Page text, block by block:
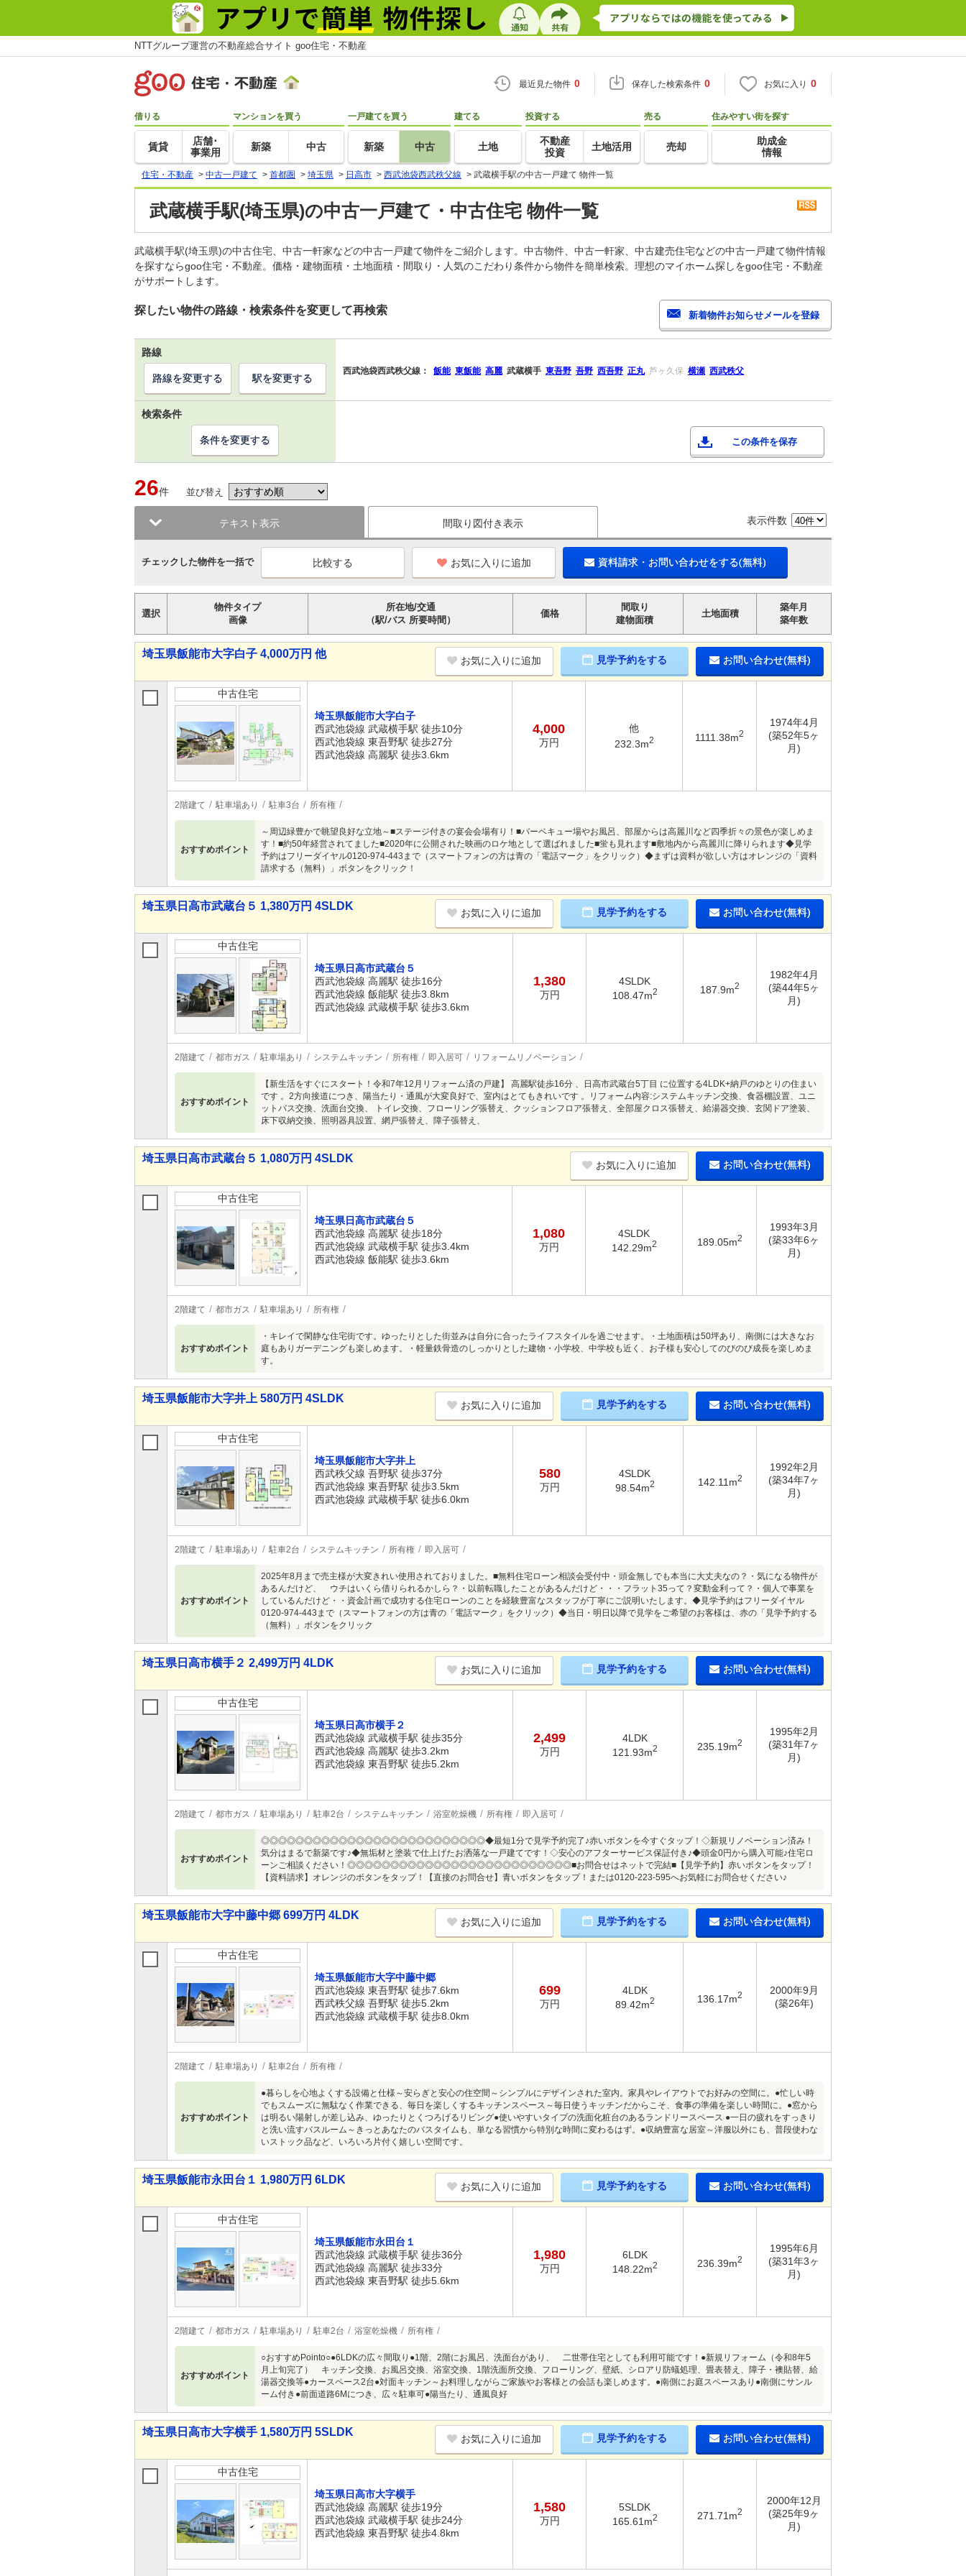
NTTグループ運営の不動産総合サイト goo住宅・不動産
最近見た物件 0 保存した検索条件 0 お気に入り 0
借りる
賃貸
店舗･
事業用
マンションを買う
新築 中古
一戸建てを買う
新築 中古
建てる
土地
投資する
不動産
投資
土地活用
売る
売却
住みやすい街を探す
助成金
情報
住宅・不動産 > 中古一戸建て > 首都圏 > 埼玉県 > 日高市 > 西武池袋西武秩父線 > 武蔵横手駅の中古一戸建て 物件一覧
武蔵横手駅(埼玉県)の中古一戸建て・中古住宅 物件一覧
武蔵横手駅(埼玉県)の中古住宅、中古一軒家などの中古一戸建て物件をご紹介します。中古物件、中古一軒家、中古建売住宅などの中古一戸建て物件情報
を探すならgoo住宅・不動産。価格・建物面積・土地面積・間取り・人気のこだわり条件から物件を簡単検索。理想のマイホーム探しをgoo住宅・不動産
がサポートします。
探したい物件の路線・検索条件を変更して再検索
路線
西武池袋西武秩父線： 飯能 東飯能 高麗 武蔵横手 東吾野 吾野 西吾野 正丸 芦ヶ久保 横瀬 西武秩父
路線を変更する 駅を変更する
検索条件
この条件を保存
条件を変更する
26件 並び替え
テキスト表示 間取り図付き表示 表示件数
チェックした物件を一括で お気に入りに追加 資料請求・お問い合わせをする(無料)
選択
物件タイプ
画像
所在地/交通
（駅/バス 所要時間）
価格
間取り
建物面積
土地面積
築年月
築年数
埼玉県飯能市大字白子 4,000万円 他
お気に入りに追加 見学予約をする お問い合わせ(無料)
中古住宅
埼玉県飯能市大字白子
西武池袋線 武蔵横手駅 徒歩10分
西武池袋線 東吾野駅 徒歩27分
西武池袋線 高麗駅 徒歩3.6km
4,000
万円
他
232.3m2 1111.38m2
1974年4月
(築52年5ヶ
月)
2階建て 駐車場あり 駐車3台 所有権
おすすめポイント
～周辺緑豊かで眺望良好な立地～■ステージ付きの宴会会場有り！■バーベキュー場やお風呂、部屋からは高麗川など四季折々の景色が楽しめま
す！■約50年経営されてました■2020年に公開された映画のロケ地として選ばれました■蛍も見れます■敷地内から高麗川に降りられます◆見学
予約はフリーダイヤル0120-974-443まで（スマートフォンの方は青の「電話マーク」をクリック）◆まずは資料が欲しい方はオレンジの「資料
請求する（無料）」ボタンをクリック！
埼玉県日高市武蔵台５ 1,380万円 4SLDK
お気に入りに追加 見学予約をする お問い合わせ(無料)
中古住宅
埼玉県日高市武蔵台５
西武池袋線 高麗駅 徒歩16分
西武池袋線 飯能駅 徒歩3.8km
西武池袋線 武蔵横手駅 徒歩3.6km
1,380
万円
4SLDK
108.47m2 187.9m2
1982年4月
(築44年5ヶ
月)
2階建て 都市ガス 駐車場あり システムキッチン 所有権 即入居可 リフォームリノベーション
おすすめポイント
【新生活をすぐにスタート！令和7年12月リフォーム済の戸建】 高麗駅徒歩16分 、日高市武蔵台5丁目 に位置する4LDK+納戸のゆとりの住まい
です 。2方向接道につき、陽当たり・通風が大変良好で、室内はとてもきれいです 。リフォーム内容:システムキッチン交換、食器棚設置、ユニ
ットバス交換、洗面台交換、 トイレ交換、フローリング張替え、クッションフロア張替え、全部屋クロス張替え、給湯器交換、玄関ドア塗装、
床下収納交換、照明器具設置、網戸張替え、障子張替え、
埼玉県日高市武蔵台５ 1,080万円 4SLDK
お気に入りに追加 お問い合わせ(無料)
中古住宅
埼玉県日高市武蔵台５
西武池袋線 高麗駅 徒歩18分
西武池袋線 武蔵横手駅 徒歩3.4km
西武池袋線 飯能駅 徒歩3.6km
1,080
万円
4SLDK
142.29m2 189.05m2
1993年3月
(築33年6ヶ
月)
2階建て 都市ガス 駐車場あり 所有権
おすすめポイント
・キレイで閑静な住宅街です。ゆったりとした街並みは自分に合ったライフスタイルを過ごせます。・土地面積は50坪あり、南側には大きなお
庭もありガーデニングも楽しめます。・軽量鉄骨造のしっかりとした建物・小学校、中学校も近く、お子様も安心してのびのび成長を楽しめま
す。
埼玉県飯能市大字井上 580万円 4SLDK
お気に入りに追加 見学予約をする お問い合わせ(無料)
中古住宅
埼玉県飯能市大字井上
西武秩父線 吾野駅 徒歩37分
西武池袋線 東吾野駅 徒歩3.5km
西武池袋線 武蔵横手駅 徒歩6.0km
580
万円
4SLDK
98.54m2 142.11m2
1992年2月
(築34年7ヶ
月)
2階建て 駐車場あり 駐車2台 システムキッチン 所有権 即入居可
おすすめポイント
2025年8月まで売主様が大変きれい使用されておりました。■無料住宅ローン相談会受付中・頭金無しでも本当に大丈夫なの？・気になる物件が
あるんだけど、 ウチはいくら借りられるかしら？・以前転職したことがあるんだけど・・・フラット35って？変動金利って？・個人で事業を
しているんだけど・・資金計画で成功する住宅ローンのことを経験豊富なスタッフが丁寧にご説明いたします。◆見学予約はフリーダイヤル
0120-974-443まで（スマートフォンの方は青の「電話マーク」をクリック）◆当日・明日以降で見学をご希望のお客様は、赤の「見学予約する
（無料）」ボタンをクリック
埼玉県日高市横手２ 2,499万円 4LDK
お気に入りに追加 見学予約をする お問い合わせ(無料)
中古住宅
埼玉県日高市横手２
西武池袋線 武蔵横手駅 徒歩35分
西武池袋線 高麗駅 徒歩3.2km
西武池袋線 東吾野駅 徒歩5.2km
2,499
万円
4LDK
121.93m2 235.19m2
1995年2月
(築31年7ヶ
月)
2階建て 都市ガス 駐車場あり 駐車2台 システムキッチン 浴室乾燥機 所有権 即入居可
おすすめポイント
◎◎◎◎◎◎◎◎◎◎◎◎◎◎◎◎◎◎◎◎◎◎◎◎◎◎◆最短1分で見学予約完了♪赤いボタンを今すぐタップ！◇新規リノベーション済み！
気分はまるで新築です♪◆無垢材と塗装で仕上げたお洒落な一戸建てです！◇安心のアフターサービス保証付き♪◆頭金0円から購入可能♪住宅ロ
ーンご相談ください！◎◎◎◎◎◎◎◎◎◎◎◎◎◎◎◎◎◎◎◎◎◎◎◎◎◎■お問合せはネットで完結■【見学予約】赤いボタンをタップ！
【資料請求】オレンジのボタンをタップ！【直接のお問合せ】青いボタンをタップ！または0120-223-595へお気軽にお問合せください♪
埼玉県飯能市大字中藤中郷 699万円 4LDK
お気に入りに追加 見学予約をする お問い合わせ(無料)
中古住宅
埼玉県飯能市大字中藤中郷
西武池袋線 東吾野駅 徒歩7.6km
西武秩父線 吾野駅 徒歩5.2km
西武池袋線 武蔵横手駅 徒歩8.0km
699
万円
4LDK
89.42m2 136.17m2
2000年9月
(築26年)
2階建て 駐車場あり 駐車2台 所有権
おすすめポイント
●暮らしを心地よくする設備と仕様～安らぎと安心の住空間～シンプルにデザインされた室内。家具やレイアウトでお好みの空間に。●忙しい時
でもスムーズに無駄なく作業できる、毎日を楽しくするキッチンスペース～毎日使うキッチンだからこそ、食事の準備を楽しい時間に。●窓から
は明るい陽射しが差し込み、ゆったりとくつろげるリビング●使いやすいタイプの洗面化粧台のあるランドリースペース ●一日の疲れをすっきり
と洗い流すバスルーム～きっとあなたのバスタイムも、単なる習慣から特別な時間に変わるはず。●収納豊富な居室～洋服以外にも、普段使わな
いストック品など、いろいろ片付く嬉しい空間です。
埼玉県飯能市永田台１ 1,980万円 6LDK
お気に入りに追加 見学予約をする お問い合わせ(無料)
中古住宅
埼玉県飯能市永田台１
西武池袋線 武蔵横手駅 徒歩36分
西武池袋線 高麗駅 徒歩33分
西武池袋線 東吾野駅 徒歩5.6km
1,980
万円
6LDK
148.22m2 236.39m2
1995年6月
(築31年3ヶ
月)
2階建て 都市ガス 駐車場あり 駐車2台 浴室乾燥機 所有権
おすすめポイント
○おすすめPointo○●6LDKの広々間取り●1階、2階にお風呂、洗面台があり、 二世帯住宅としても利用可能です！●新規リフォーム（令和8年5
月上旬完了） キッチン交換、お風呂交換、浴室交換、1階洗面所交換、フローリング、壁紙、シロアリ防蟻処理、畳表替え、障子・襖貼替、給
湯器交換等●カースペース2台●対面キッチン～お料理しながらご家族やお客様との会話も楽しめます。●南側にお庭スペースあり●南側にサンル
ーム付き●前面道路6Mにつき、広々駐車可●陽当たり、通風良好
埼玉県日高市大字横手 1,580万円 5SLDK
お気に入りに追加 見学予約をする お問い合わせ(無料)
中古住宅
埼玉県日高市大字横手
西武池袋線 高麗駅 徒歩19分
西武池袋線 武蔵横手駅 徒歩24分
西武池袋線 東吾野駅 徒歩4.8km
1,580
万円
5SLDK
165.61m2 271.71m2
2000年12月
(築25年9ヶ
月)